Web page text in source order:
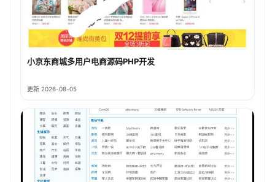
小京东商城多用户电商源码PHP开发
更新 2026-08-05